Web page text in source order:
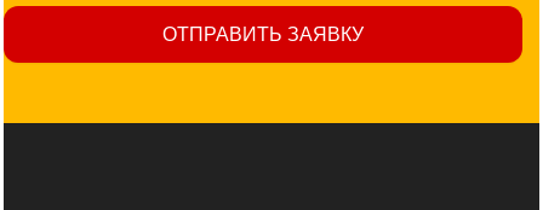
ОТПРАВИТЬ ЗАЯВКУ